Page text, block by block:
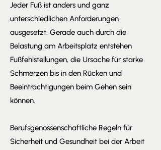
Jeder Fuß ist anders und ganz
unterschiedlichen Anforderungen
ausgesetzt. Gerade auch durch die
Belastung am Arbeitsplatz entstehen
Fußfehlstellungen, die Ursache für starke
Schmerzen bis in den Rücken und
Beeinträchtigungen beim Gehen sein
können.
Berufsgenossenschaftliche Regeln für
Sicherheit und Gesundheit bei der Arbeit